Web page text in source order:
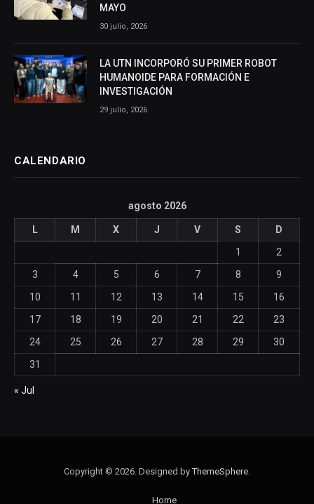
MAYO
30 julio, 2026
LA UTN INCORPORÓ SU PRIMER ROBOT
HUMANOIDE PARA FORMACIÓN E
INVESTIGACIÓN
29 julio, 2026
CALENDARIO
agosto 2026
L M X J V S
D
1
2
3
4 5 6 7 8
9
10
11 12 13 14 15
16
17
18 19 20 21 22
23
24
25 26 27 28 29
30
31
« Jul
Copyright © 2026. Designed byThemeSphere
Home